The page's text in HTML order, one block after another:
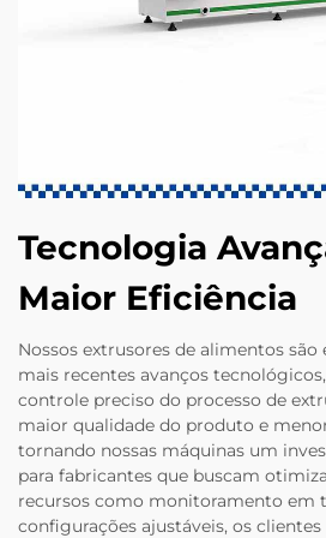
Tecnologia
Maior Eficiência
Nossos extrusores de alimentos
mais recentes avanços
controle preciso do processo de
maior qualidade do produto e
tornando nossas máquinas um
para fabricantes que buscam
recursos como monitoramento em
configurações ajustáveis, os